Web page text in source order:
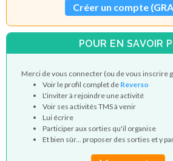
Créer un compte
POUR EN SAVOIR
Merci de vous connecter (ou de vous inscrire
Voir le profil complet de Reverso
L'inviter à rejoindre une activité
Voir ses activités TMS à venir
Lui écrire
Participer aux sorties qu'il organise
Et bien sûr... proposer des sorties et y